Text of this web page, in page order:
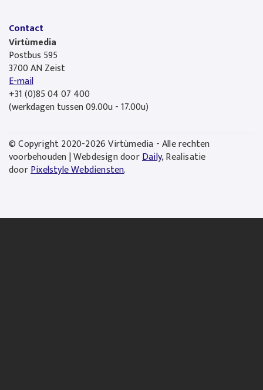
Contact
Virtùmedia
Postbus 595
3700 AN Zeist
E-mail
+31 (0)85 04 07 400
(werkdagen tussen 09.00u - 17.00u)
© Copyright 2020-2026 Virtùmedia - Alle rechten
voorbehouden | Webdesign doorDaily, Realisatie
doorPixelstyle Webdiensten.